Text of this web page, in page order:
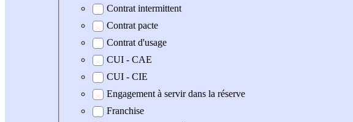
Contrat intermittent
Contrat pacte
Contrat d'usage
CUI - CAE
CUI - CIE
Engagement à servir dans la réserve
Franchise